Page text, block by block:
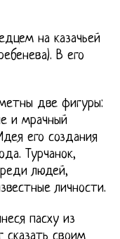
на казачьей
В его
две фигуры:
и мрачный
его создания
Турчанок,
людей,
личности.
пасху из